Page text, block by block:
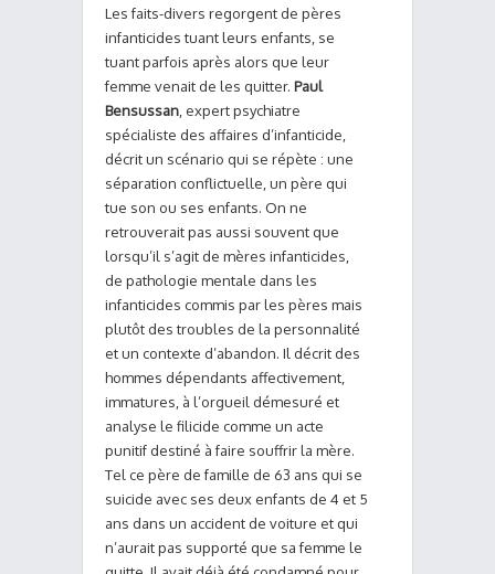
Les faits-divers regorgent de pères
infanticides tuant leurs enfants, se
tuant parfois après alors que leur
femme venait de les quitter. Paul
Bensussan , expert psychiatre
spécialiste des affaires d’infanticide,
décrit un scénario qui se répète : une
séparation conflictuelle, un père qui
tue son ou ses enfants. On ne
retrouverait pas aussi souvent que
lorsqu’il s’agit de mères infanticides,
de pathologie mentale dans les
infanticides commis par les pères mais
plutôt des troubles de la personnalité
et un contexte d’abandon. Il décrit des
hommes dépendants affectivement,
immatures, à l’orgueil démesuré et
analyse le filicide comme un acte
punitif destiné à faire souffrir la mère.
Tel ce père de famille de 63 ans qui se
suicide avec ses deux enfants de 4 et 5
ans dans un accident de voiture et qui
n’aurait pas supporté que sa femme le